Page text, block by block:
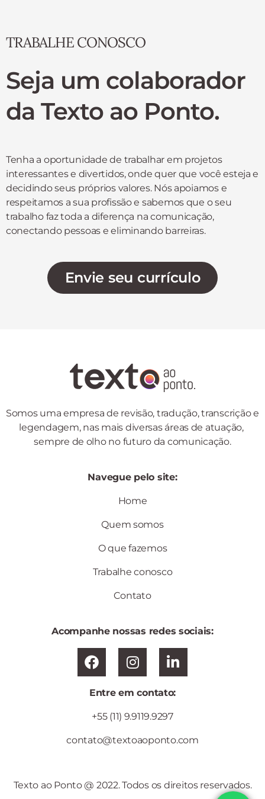
TRABALHE CONOSCO
Seja um colaborador
da Texto ao Ponto.
Tenha a oportunidade de trabalhar em projetos
interessantes e divertidos, onde quer que você esteja e
decidindo seus próprios valores. Nós apoiamos e
respeitamos a sua profissão e sabemos que o seu
trabalho faz toda a diferença na comunicação,
conectando pessoas e eliminando barreiras.
Envie seu currículo
Somos uma empresa de revisão, tradução, transcrição e
legendagem, nas mais diversas áreas de atuação,
sempre de olho no futuro da comunicação.
Navegue pelo site:
Home
Quem somos
O que fazemos
Trabalhe conosco
Contato
Acompanhe nossas redes sociais:
Entre em contato:
+55 (11) 9.9119.9297
contato@textoaoponto.com
Texto ao Ponto @ 2022. Todos os direitos reservados.